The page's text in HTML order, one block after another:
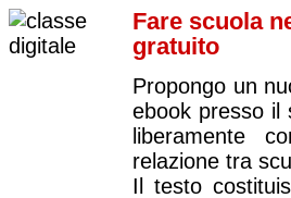
Fare scuola
gratuito
Propongo un
ebook presso il
liberamente
relazione tra
Il testo